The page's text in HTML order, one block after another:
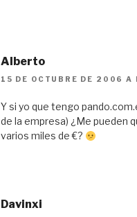
Alberto
15 DE OCTUBRE DE 2006 A
Y si yo que tengo
de la empresa) ¿Me pueden
varios miles de €?
Davinxi